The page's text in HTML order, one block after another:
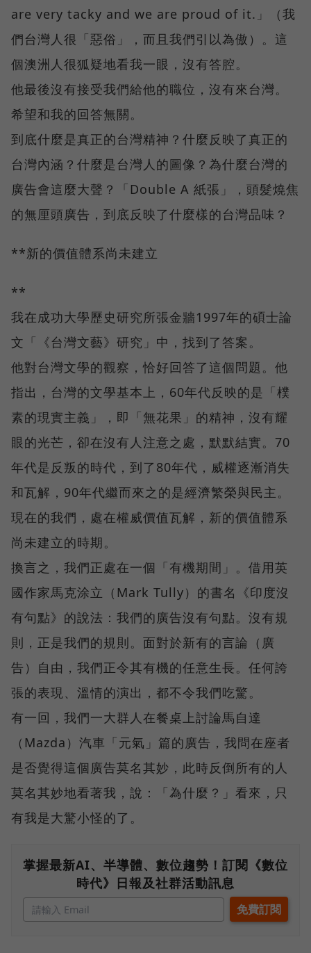
are very tacky and we are proud of it.」（我
們台灣人很「惡俗」，而且我們引以為傲）。這
個澳洲人很狐疑地看我一眼，沒有答腔。
他最後沒有接受我們給他的職位，沒有來台灣。
希望和我的回答無關。
到底什麼是真正的台灣精神？什麼反映了真正的
台灣內涵？什麼是台灣人的圖像？為什麼台灣的
廣告會這麼大聲？「Double A 紙張」，頭髮燒焦
的無厘頭廣告，到底反映了什麼樣的台灣品味？
**新的價值體系尚未建立
**
我在成功大學歷史研究所張金牆1997年的碩士論
文「《台灣文藝》研究」中，找到了答案。
他對台灣文學的觀察，恰好回答了這個問題。他
指出，台灣的文學基本上，60年代反映的是「樸
素的現實主義」，即「無花果」的精神，沒有耀
眼的光芒，卻在沒有人注意之處，默默結實。70
年代是反叛的時代，到了80年代，威權逐漸消失
和瓦解，90年代繼而來之的是經濟繁榮與民主。
現在的我們，處在權威價值瓦解，新的價值體系
尚未建立的時期。
換言之，我們正處在一個「有機期間」。借用英
國作家馬克涂立（Mark Tully）的書名《印度沒
有句點》的說法：我們的廣告沒有句點。沒有規
則，正是我們的規則。面對於新有的言論（廣
告）自由，我們正令其有機的任意生長。任何誇
張的表現、溫情的演出，都不令我們吃驚。
有一回，我們一大群人在餐桌上討論馬自達
（Mazda）汽車「元氣」篇的廣告，我問在座者
是否覺得這個廣告莫名其妙，此時反倒所有的人
莫名其妙地看著我，說：「為什麼？」看來，只
有我是大驚小怪的了。
掌握最新AI、半導體、數位趨勢！訂閱《數位
時代》日報及社群活動訊息